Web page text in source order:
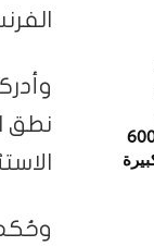
نطق
تواصل نموّها ب 600